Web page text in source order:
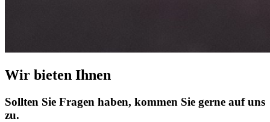
Wir bieten Ihnen
Sollten Sie Fragen haben, kommen Sie gerne auf uns
zu.